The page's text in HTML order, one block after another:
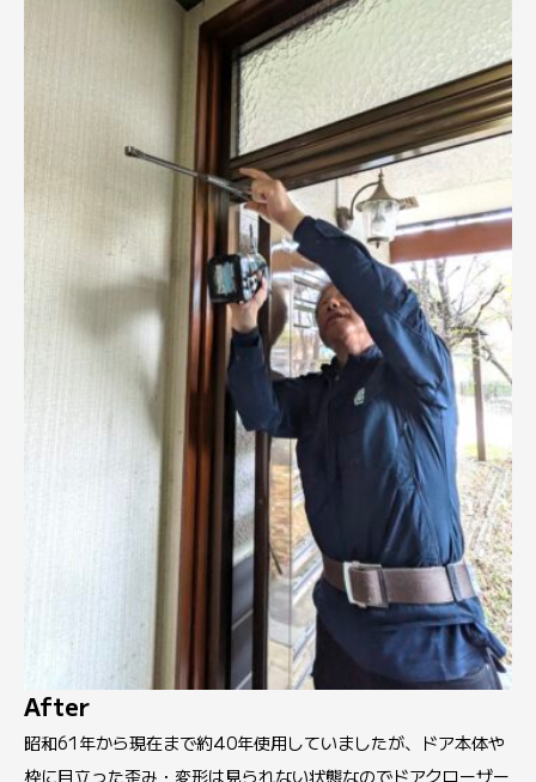
After
昭和61年から現在まで約40年使用していましたが、ドア本体や
枠に目立った歪み・変形は見られない状態なのでドアクローザー